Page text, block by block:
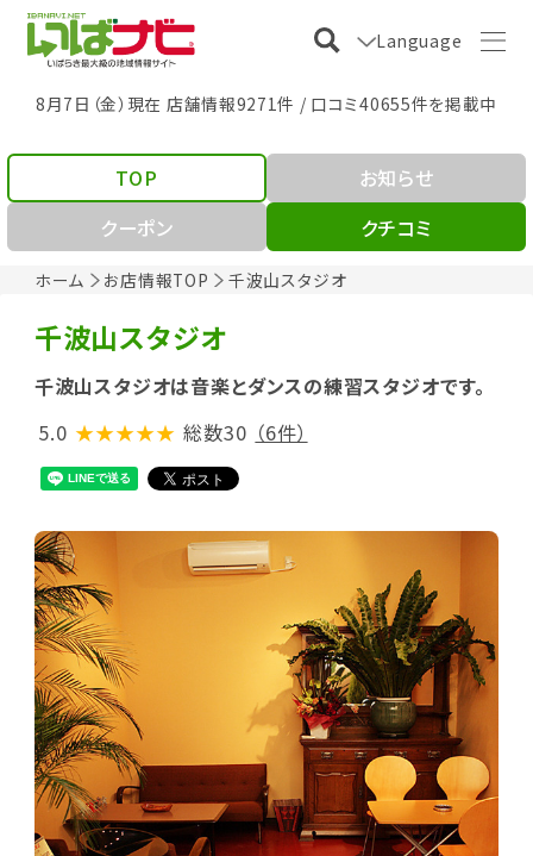
Language
8月7日（金）現在 店舗情報9271件 / 口コミ40655件を掲載中
ホーム お店情報TOP 千波山スタジオ
TOP
お知らせ
クーポン
クチコミ
千波山スタジオ
千波山スタジオは音楽とダンスの練習スタジオです。
5.0 ★★★★★ 総数30 （6件）